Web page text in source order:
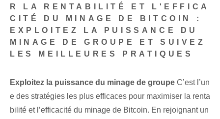
R LA RENTABILITÉ ET L'EFFICA
CITÉ DU MINAGE DE BITCOIN : ‌
EXPLOITEZ LA PUISSANCE DU
MINAGE DE GROUPE ET SUIVEZ
LES MEILLEURES PRATIQUES
Exploitez la puissance du minage de groupe C’est l’un
e des stratégies les plus efficaces pour maximiser la renta
bilité et l’efficacité du minage de Bitcoin. En rejoignant un